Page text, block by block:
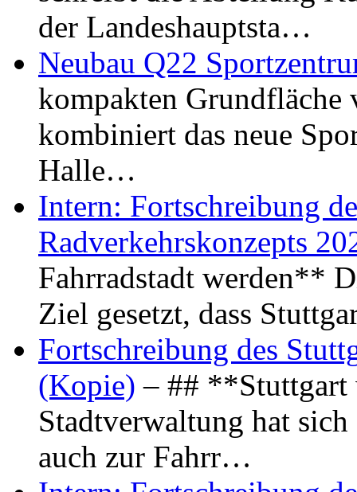
der Landeshauptsta…
Neubau Q22
kompakten Grundfläche
kombiniert das neue
Halle…
Intern: Fortschreibung
Radverkehrskonzepts
Fahrradstadt werden**
Ziel gesetzt, dass
Fortschreibung des
(Kopie) – ## **Stuttgart
Stadtverwaltung hat
auch zur Fahrr…